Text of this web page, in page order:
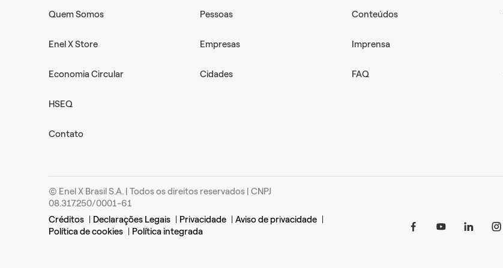
Quem Somos
Enel X Store
Economia Circular
HSEQ
Contato
Pessoas
Empresas
Cidades
Conteúdos
Imprensa
FAQ
© Enel X Brasil S.A. | Todos os direitos reservados | CNPJ
08.317.250/0001-61
Créditos | Declarações Legais | Privacidade | Aviso de privacidade |
Política de cookies | Política integrada